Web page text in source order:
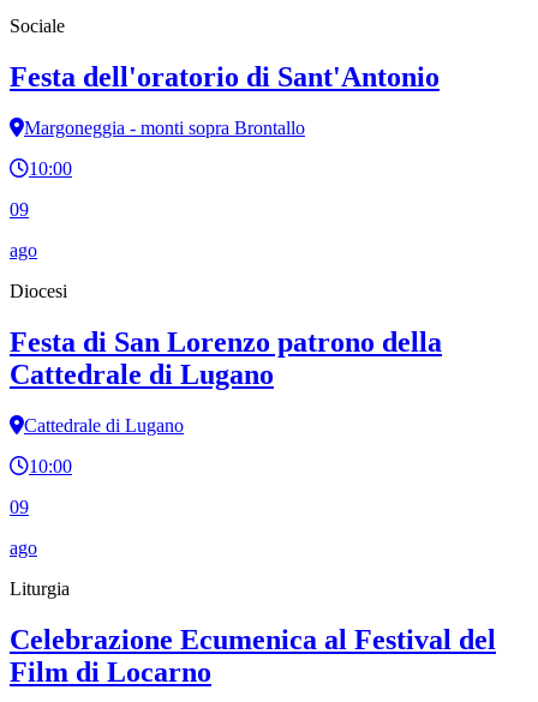
Sociale
Festa dell'oratorio di Sant'Antonio
Margoneggia - monti sopra Brontallo
10:00
09
ago
Diocesi
Festa di San Lorenzo patrono della
Cattedrale di Lugano
Cattedrale di Lugano
10:00
09
ago
Liturgia
Celebrazione Ecumenica al Festival del
Film di Locarno